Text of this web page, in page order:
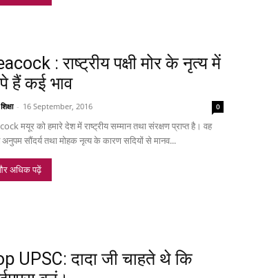
: राष्ट्रीय पक्षी मोर के नृत्य में
हैं कई भाव
- 16 September, 2016 0
मयूर को हमारे देश में राष्ट्रीय सम्मान तथा संरक्षण प्राप्त है। वह
सौंदर्य तथा मोहक नृत्य के कारण सदियों से मानव...
अधिक पढ़ें
UPSC: दादा जी चाहते थे कि